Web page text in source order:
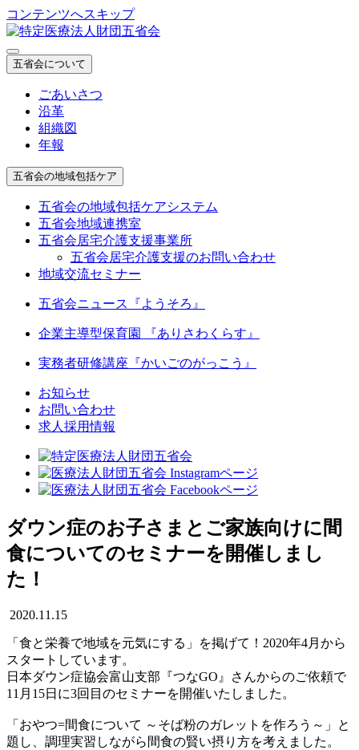
コンテンツへスキップ
五省会について
ごあいさつ
沿革
組織図
年報
五省会の地域包括ケア
五省会の地域包括ケアシステム
五省会地域連携室
五省会居宅介護支援事業所
五省会居宅介護支援のお問い合わせ
地域交流セミナー
五省会ニュース『ようそろ』
企業主導型保育園 『ありさわくらす』
実務者研修講座 『かいごのがっこう』
お知らせ
お問い合わせ
求人採用情報
ダウン症のお子さまとご家族向けに間
食についてのセミナーを開催しまし
た！
2020.11.15
「食と栄養で地域を元気にする」を掲げて！2020年4月から
スタートしています。
日本ダウン症協会富山支部『つなGO』さんからのご依頼で
11月15日に3回目のセミナーを開催いたしました。
「おやつ=間食について ～そば粉のガレットを作ろう～」と
題し、調理実習しながら間食の賢い摂り方を考えました。